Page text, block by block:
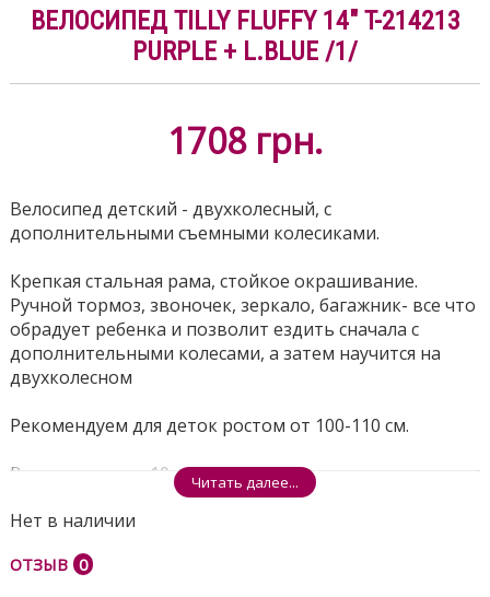
ВЕЛОСИПЕД TILLY FLUFFY 14" T-214213
PURPLE + L.BLUE /1/
1708 грн.
Велосипед детский - двухколесный, с
дополнительными съемными колесиками.
Крепкая стальная рама, стойкое окрашивание.
Ручной тормоз, звоночек, зеркало, багажник- все что
обрадует ребенка и позволит ездить сначала с
дополнительными колесами, а затем научится на
двухколесном
Рекомендуем для деток ростом от 100-110 см.
Вес велосипеда 10 кг.
Размеры ящика - 70*37*17см
Читать далее...
Нет в наличии
ОТЗЫВ 0